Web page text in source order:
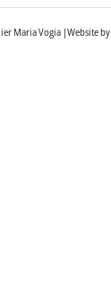
Maria Vogia |Website by